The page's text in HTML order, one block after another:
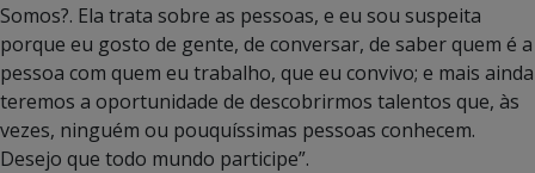
Somos?. Ela trata sobre as pessoas, e eu sou suspeita
porque eu gosto de gente, de conversar, de saber quem é a
pessoa com quem eu trabalho, que eu convivo; e mais ainda
teremos a oportunidade de descobrirmos talentos que, às
vezes, ninguém ou pouquíssimas pessoas conhecem.
Desejo que todo mundo participe”.